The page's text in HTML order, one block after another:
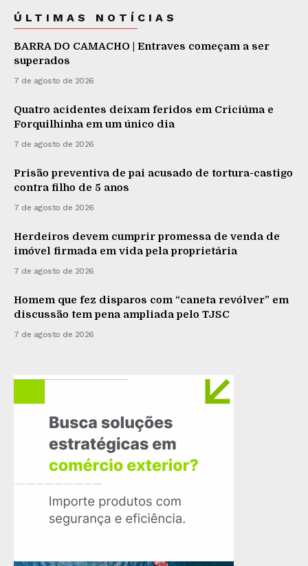
ÚLTIMAS NOTÍCIAS
BARRA DO CAMACHO | Entraves começam a ser
superados
7 de agosto de 2026
Quatro acidentes deixam feridos em Criciúma e
Forquilhinha em um único dia
7 de agosto de 2026
Prisão preventiva de pai acusado de tortura-castigo
contra filho de 5 anos
7 de agosto de 2026
Herdeiros devem cumprir promessa de venda de
imóvel firmada em vida pela proprietária
7 de agosto de 2026
Homem que fez disparos com “caneta revólver” em
discussão tem pena ampliada pelo TJSC
7 de agosto de 2026